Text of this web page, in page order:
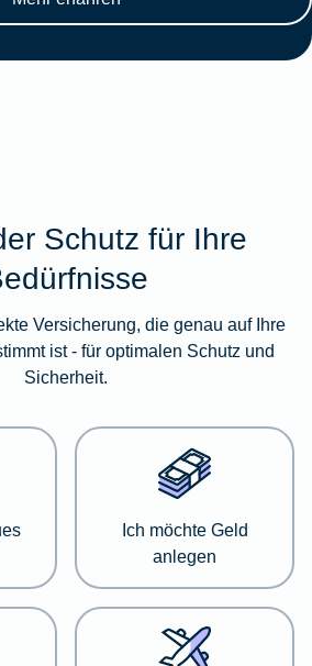
Schutz für Ihre
Versicherung, die genau auf Ihre
ist - für optimalen Schutz und
Sicherheit.
Ich möchte Geld
anlegen